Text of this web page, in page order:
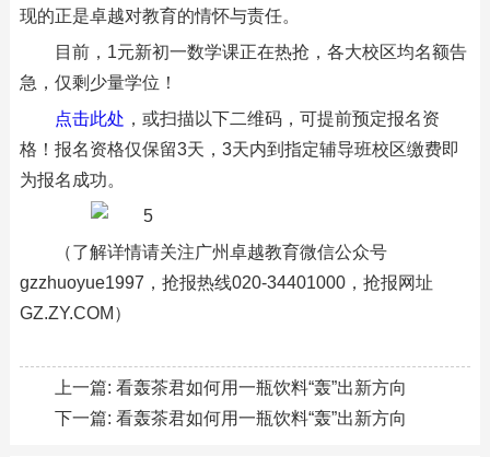
现的正是卓越对教育的情怀与责任。
目前，1元新初一数学课正在热抢，各大校区均名额告
急，仅剩少量学位！
点击此处 ，或扫描以下二维码，可提前预定报名资
格！报名资格仅保留3天，3天内到指定辅导班校区缴费即
为报名成功。
（了解详情请关注广州卓越教育微信公众号
gzzhuoyue1997，抢报热线020-34401000，抢报网址
GZ.ZY.COM）
上一篇: 看轰茶君如何用一瓶饮料“轰”出新方向
下一篇: 看轰茶君如何用一瓶饮料“轰”出新方向